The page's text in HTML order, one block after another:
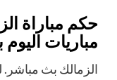
حكم مباراة
مباريات
الزمالك بث مباشر.